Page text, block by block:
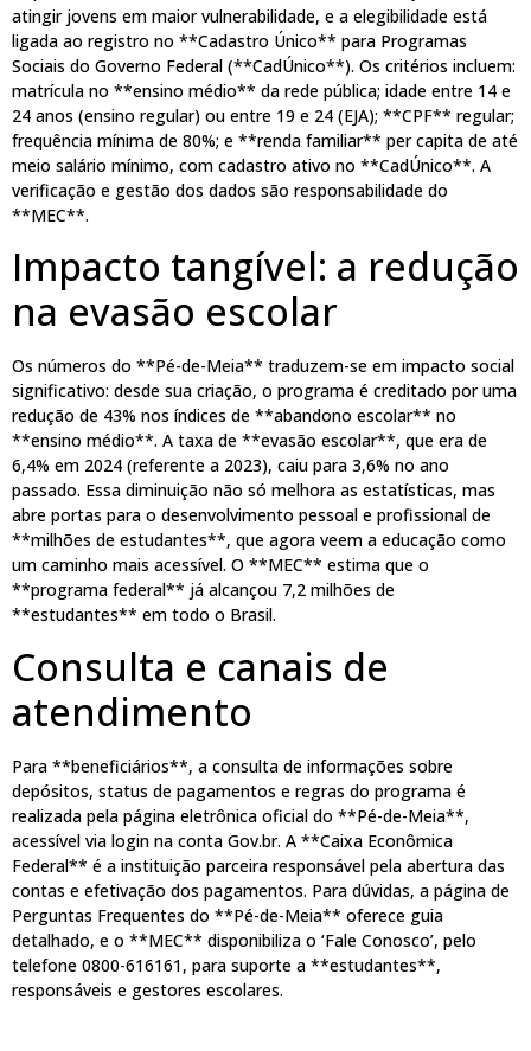
atingir jovens em maior vulnerabilidade, e a elegibilidade está
ligada ao registro no **Cadastro Único** para Programas
Sociais do Governo Federal (**CadÚnico**). Os critérios incluem:
matrícula no **ensino médio** da rede pública; idade entre 14 e
24 anos (ensino regular) ou entre 19 e 24 (EJA); **CPF** regular;
frequência mínima de 80%; e **renda familiar** per capita de até
meio salário mínimo, com cadastro ativo no **CadÚnico**. A
verificação e gestão dos dados são responsabilidade do
**MEC**.
Impacto tangível: a redução
na evasão escolar
Os números do **Pé-de-Meia** traduzem-se em impacto social
significativo: desde sua criação, o programa é creditado por uma
redução de 43% nos índices de **abandono escolar** no
**ensino médio**. A taxa de **evasão escolar**, que era de
6,4% em 2024 (referente a 2023), caiu para 3,6% no ano
passado. Essa diminuição não só melhora as estatísticas, mas
abre portas para o desenvolvimento pessoal e profissional de
**milhões de estudantes**, que agora veem a educação como
um caminho mais acessível. O **MEC** estima que o
**programa federal** já alcançou 7,2 milhões de
**estudantes** em todo o Brasil.
Consulta e canais de
atendimento
Para **beneficiários**, a consulta de informações sobre
depósitos, status de pagamentos e regras do programa é
realizada pela página eletrônica oficial do **Pé-de-Meia**,
acessível via login na conta Gov.br. A **Caixa Econômica
Federal** é a instituição parceira responsável pela abertura das
contas e efetivação dos pagamentos. Para dúvidas, a página de
Perguntas Frequentes do **Pé-de-Meia** oferece guia
detalhado, e o **MEC** disponibiliza o ‘Fale Conosco’, pelo
telefone 0800-616161, para suporte a **estudantes**,
responsáveis e gestores escolares.